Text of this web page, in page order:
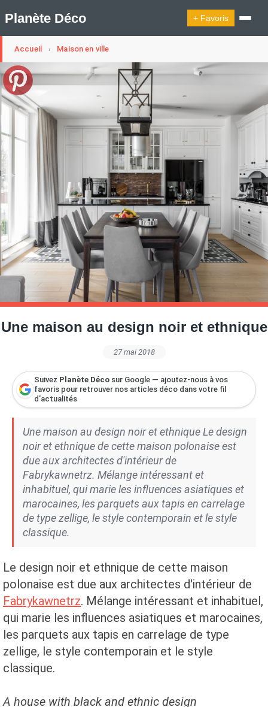
Planète Déco + Favoris
🛍︎ Shop Planète Déco ℹ︎ À propos
Appartement Design Cabanes
Decoration Noël
Design Suédois En Quelques Photos
Idées Déco En 10 Photos
La Semaine Décoration Et Design
Maison En Ville
Méli-Mélo Suédois
Tendance
Interieurs Scandinaves
La Décoration Selon Votre Signe Astrologique
Les Trouvailles Déco Du Jour
Loft
Maison Appartement Écologique
Maison Container/container House
Maison D'hôtes
Maison Et Appartement Vintage
On Décode La Déco
Petite Surface
Piscine Question De Style
Revue De Week End
Tiny House
Accueil › Maison en ville
Une maison au design noir et ethnique
27 mai 2018
Suivez Planète Déco sur Google — ajoutez-nous à vos
favoris pour retrouver nos articles déco dans votre fil
d'actualités
Une maison au design noir et ethnique Le design
noir et ethnique de cette maison polonaise est
due aux architectes d'intérieur de
Fabrykawnetrz. Mélange intéressant et
inhabituel, qui marie les influences asiatiques et
marocaines, les parquets aux tapis en carrelage
de type zellige, le style contemporain et le style
classique.
Le design noir et ethnique de cette maison
polonaise est due aux architectes d'intérieur de
Fabrykawnetrz. Mélange intéressant et inhabituel,
qui marie les influences asiatiques et marocaines,
les parquets aux tapis en carrelage de type
zellige, le style contemporain et le style
classique.
A house with black and ethnic design